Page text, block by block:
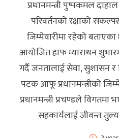
प्रधानमन्त्री पुष्पकमल
परिवर्तनको रक्षाको
जिम्मेवारीमा रहेको
आयोजित हाफ म्याराथन
गर्दै जनतालाई सेवा, सुशासन
पटक आफू प्रधानमन्त्रीको
प्रधानमन्त्री प्रचण्डले विगतमा
सहकार्यलाई जीवन्त